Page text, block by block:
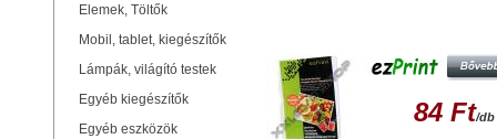
Elemek, Töltők
Mobil, tablet, kiegészítők
Lámpák, világító testek
Egyéb kiegészítők
Egyéb eszközök
84 Ft/db